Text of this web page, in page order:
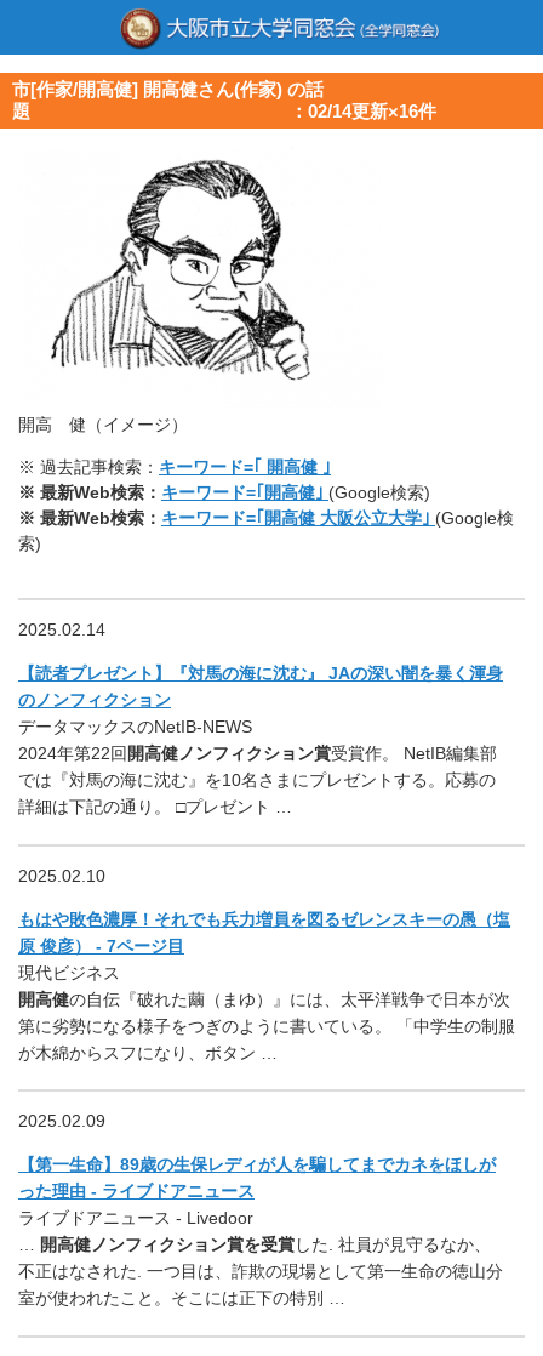
市[作家/開高健] 開高健さん(作家) の話
題 ：02/14更新×16件
開高 健（イメージ）
※ 過去記事検索： キーワード=｢ 開高健 ｣
※ 最新Web検索： キーワード=｢開高健｣ (Google検索)
※ 最新Web検索： キーワード=｢開高健 大阪公立大学｣ (Google検
索)
2025.02.14
【読者プレゼント】『対馬の海に沈む』 JAの深い闇を暴く渾身
のノンフィクション
データマックスのNetIB-NEWS
2024年第22回 開高健ノンフィクション賞受賞作。 NetIB編集部
では『対馬の海に沈む』を10名さまにプレゼントする。応募の
詳細は下記の通り。 □プレゼント …
2025.02.10
もはや敗色濃厚！それでも兵力増員を図るゼレンスキーの愚（塩
原 俊彦） - 7ページ目
現代ビジネス
開高健の自伝『破れた繭（まゆ）』には、太平洋戦争で日本が次
第に劣勢になる様子をつぎのように書いている。 「中学生の制服
が木綿からスフになり、ボタン …
2025.02.09
【第一生命】89歳の生保レディが人を騙してまでカネをほしが
った理由 - ライブドアニュース
ライブドアニュース - Livedoor
… 開高健ノンフィクション賞を受賞した. 社員が見守るなか、
不正はなされた. 一つ目は、詐欺の現場として第一生命の徳山分
室が使われたこと。そこには正下の特別 …